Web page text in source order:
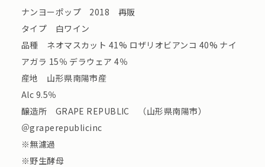
ナンヨーポップ 2018 再販
タイプ 白ワイン
品種 ネオマスカット 41% ロザリオビアンコ 40% ナイ
アガラ 15％ デラウェア 4％
産地 山形県南陽市産
Alc 9.5％
醸造所 GRAPE REPUBLIC （山形県南陽市）
＠graperepublicinc
※無濾過
※野生酵母